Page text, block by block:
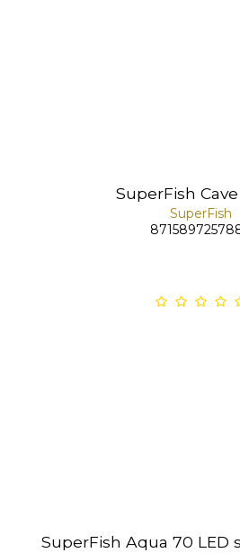
SuperFish
SuperFish
SuperFish Aqua 70 LED